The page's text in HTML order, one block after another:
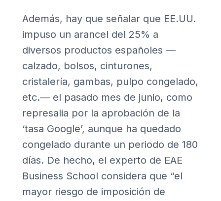
Además, hay que señalar que EE.UU.
impuso un arancel del 25% a
diversos productos españoles —
calzado, bolsos, cinturones,
cristalería, gambas, pulpo congelado,
etc.— el pasado mes de junio, como
represalia por la aprobación de la
‘tasa Google’, aunque ha quedado
congelado durante un periodo de 180
días. De hecho, el experto de EAE
Business School considera que “el
mayor riesgo de imposición de